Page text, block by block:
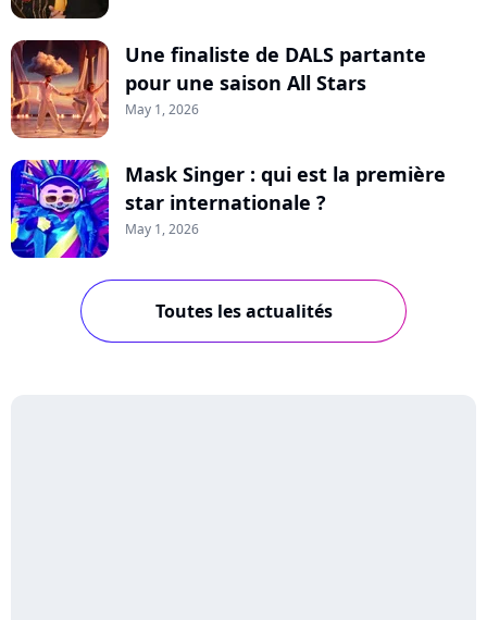
Une finaliste de DALS partante
pour une saison All Stars
May 1, 2026
Mask Singer : qui est la première
star internationale ?
May 1, 2026
Toutes les actualités